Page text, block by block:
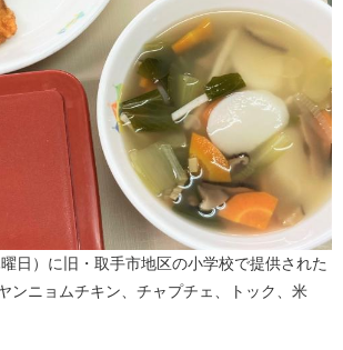
日）に旧・取手市地区の小学校で提供された
ンニョムチキン、チャプチェ、トック、米